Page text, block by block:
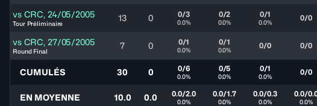
vs CRC, 24/05/2005
Tour Préliminaire
13 0 0/3
0.0%
0/2
0.0%
0/1
0.0% 0/0
vs CRC, 27/05/2005
Round Final
7 0 0/1
0.0%
0/1
0.0% 0/0 0/0
CUMULÉS 30 0 0/6
0.0%
0/5
0.0%
0/1
0.0% 0/0
EN MOYENNE 10.0 0.0 0.0/2.0
0.0%
0.0/1.7
0.0%
0.0/0.3
0.0%
0.0/
0.0%